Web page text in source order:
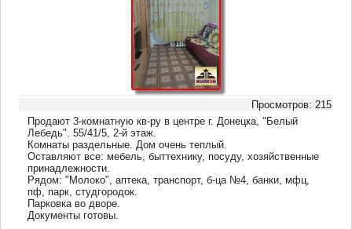
Просмотров: 215
Продают 3-комнатную кв-ру в центре г. Донецка, "Белый
Лебедь". 55/41/5, 2-й этаж.
Комнаты раздельные. Дом очень теплый.
Оставляют все: мебель, быттехнику, посуду, хозяйственные
принадлежности.
Рядом: "Молоко", аптека, транспорт, б-ца №4, банки, мфц,
пф, парк, студгородок.
Парковка во дворе.
Документы готовы.